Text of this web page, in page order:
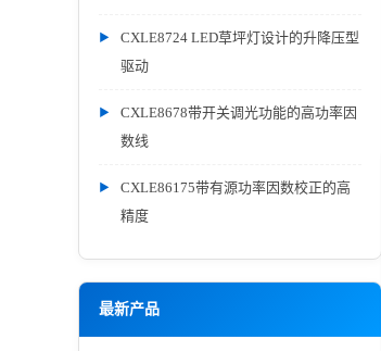
CXLE8724 LED草坪灯设计的升降压型
驱动
CXLE8678带开关调光功能的高功率因
数线
CXLE86175带有源功率因数校正的高
精度
最新产品